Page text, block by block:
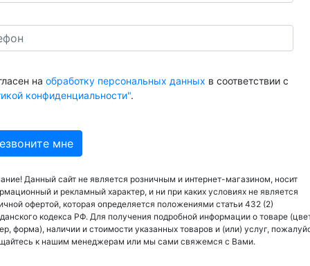
на обработку персональных данных в соответствии с
конфиденциальности".
Данный сайт не является розничным и интернет-магазином, носит
и рекламный характер, и ни при каких условиях не является
офертой, которая определяется положениями статьи 432 (2)
кодекса РФ. Для получения подробной информации о товаре
форма), наличии и стоимости указанных товаров и (или) услуг,
к нашим менеджерам или мы сами свяжемся с Вами.